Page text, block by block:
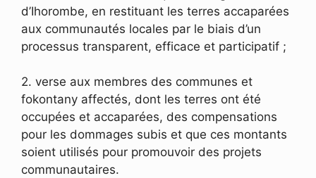
d’Ihorombe, en restituant les terres accaparées
aux communautés locales par le biais d’un
processus transparent, efficace et participatif ;
2. verse aux membres des communes et
fokontany affectés, dont les terres ont été
occupées et accaparées, des compensations
pour les dommages subis et que ces montants
soient utilisés pour promouvoir des projets
communautaires.